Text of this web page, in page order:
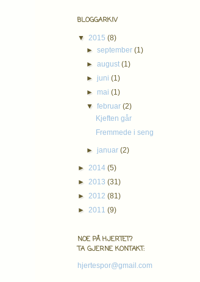
BLOGGARKIV
▼ 2015 (8)
►september(1)
►august(1)
► juni(1)
► mai(1)
▼februar(2)
Kjeften går
Fremmede i seng
► januar(2)
► 2014 (5)
► 2013 (31)
► 2012 (81)
► 2011 (9)
NOE PÅ HJERTET?
TA GJERNE KONTAKT:
hjertespor@gmail.com